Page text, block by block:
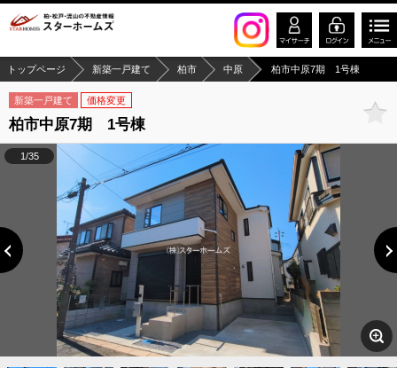
トップページ 新築一戸建て 柏市 中原 柏市中原7期 1号棟
新築一戸建て 価格変更
柏市中原7期 1号棟
1/35